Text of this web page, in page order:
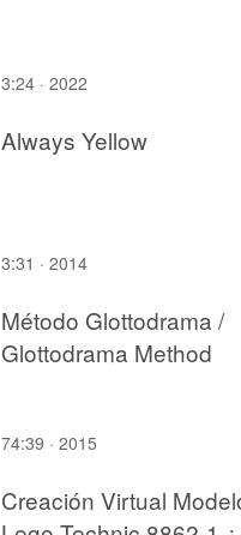
3:24 · 2022
Always Yellow
3:31 · 2014
Método Glottodrama /
Glottodrama Method
74:39 · 2015
Creación Virtual